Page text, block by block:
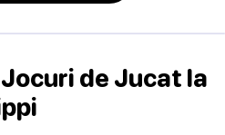
de Jucat la